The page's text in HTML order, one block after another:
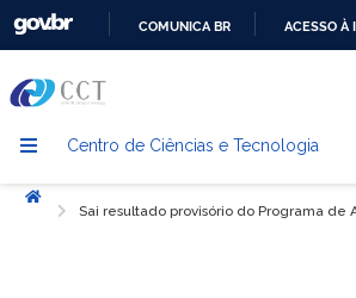
CONTEÚDO
COMUNICA BR ACESSO À
Centro de Ciências e Tecnologia
Início
Sai resultado provisório do Programa de